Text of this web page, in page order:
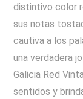
distintivo color
sus notas
cautiva a los
una verdadera
Galicia Red
sentidos y